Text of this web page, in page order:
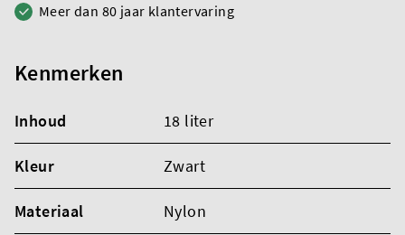
Meer dan 80 jaar klantervaring
Kenmerken
Inhoud 18 liter
Kleur Zwart
Materiaal Nylon